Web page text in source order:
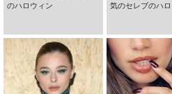
のハロウィン
気のセレブのハ